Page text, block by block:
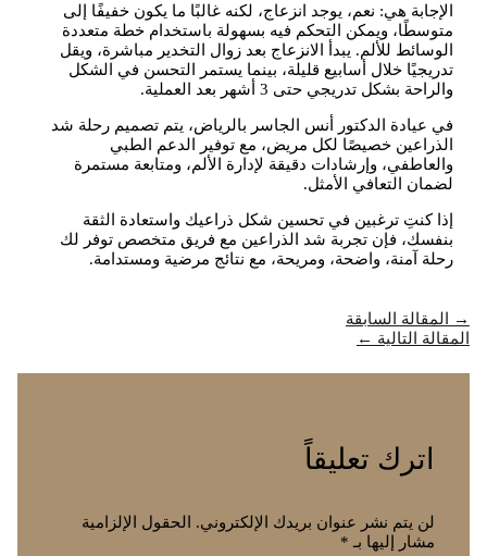
الإجابة هي: نعم، يوجد انزعاج، لكنه غالبًا ما يكون خفيفًا إلى
متوسطًا، ويمكن التحكم فيه بسهولة باستخدام خطة متعددة
الوسائط للألم. يبدأ الانزعاج بعد زوال التخدير مباشرة، ويقل
تدريجيًا خلال أسابيع قليلة، بينما يستمر التحسن في الشكل
والراحة بشكل تدريجي حتى 3 أشهر بعد العملية.
في عيادة الدكتور أنس الجاسر بالرياض، يتم تصميم رحلة شد
الذراعين خصيصًا لكل مريض، مع توفير الدعم الطبي
والعاطفي، وإرشادات دقيقة لإدارة الألم، ومتابعة مستمرة
لضمان التعافي الأمثل.
إذا كنتِ ترغبين في تحسين شكل ذراعيك واستعادة الثقة
بنفسك، فإن تجربة شد الذراعين مع فريق متخصص توفر لك
رحلة آمنة، واضحة، ومريحة، مع نتائج مرضية ومستدامة.
→
المقالة السابقة
المقالة التالية ←
اترك تعليقاً
لن يتم نشر عنوان بريدك الإلكتروني.
الحقول الإلزامية
مشار إليها بـ *